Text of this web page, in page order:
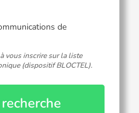
de
vous inscrire sur la liste
(dispositif BLOCTEL).